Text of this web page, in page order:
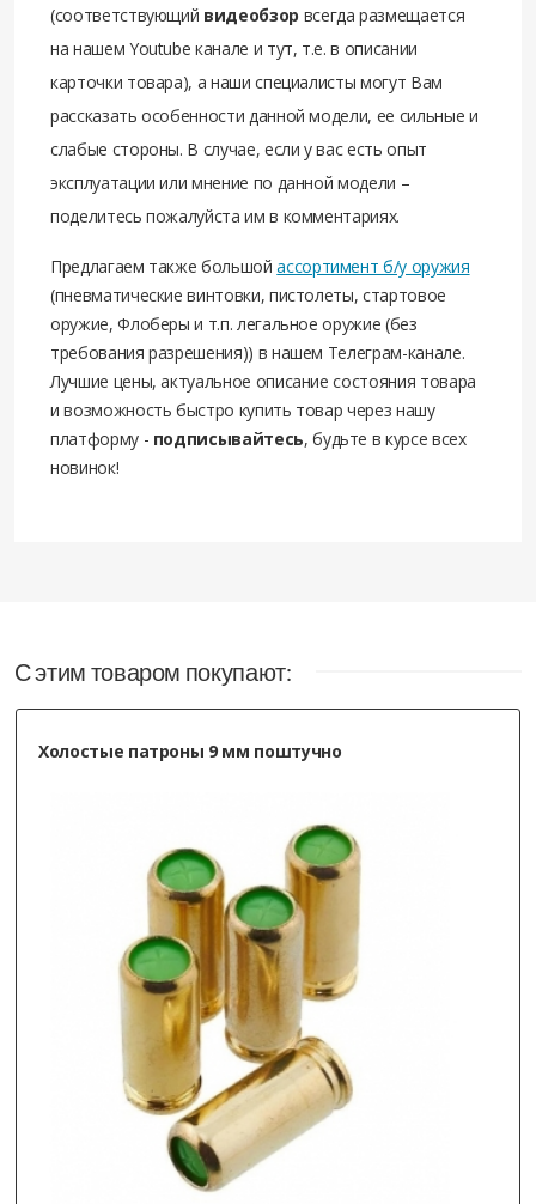
(соответствующий видеобзор всегда размещается
на нашем Youtube канале и тут, т.е. в описании
карточки товара), а наши специалисты могут Вам
рассказать особенности данной модели, ее сильные и
слабые стороны. В случае, если у вас есть опыт
эксплуатации или мнение по данной модели –
поделитесь пожалуйста им в комментариях.
Предлагаем также большойассортимент б/у оружия
(пневматические винтовки, пистолеты, стартовое
оружие, Флоберы и т.п. легальное оружие (без
требования разрешения)) в нашем Телеграм-канале.
Лучшие цены, актуальное описание состояния товара
и возможность быстро купить товар через нашу
платформу - подписывайтесь, будьте в курсе всех
новинок!
С этим товаром покупают:
Холостые патроны 9 мм поштучно